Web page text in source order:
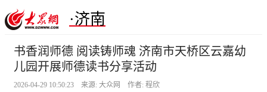
·济南
书香润师德 阅读铸师魂 济南市天桥区云嘉幼
儿园开展师德读书分享活动
2026-04-29 10:50:23 来源: 大众网 作者: 程欣